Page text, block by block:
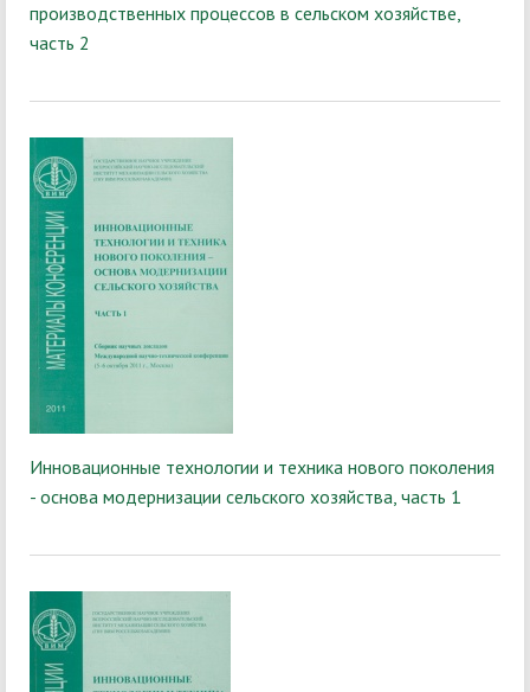
производственных процессов в сельском хозяйстве,
часть 2
Инновационные технологии и техника нового поколения
- основа модернизации сельского хозяйства, часть 1